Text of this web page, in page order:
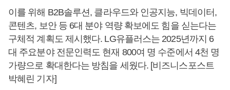
이를 위해 B2B솔루션, 클라우드와 인공지능, 빅데이터,
콘텐츠, 보안 등 6대 분야 역량 확보에도 힘을 싣는다는
구체적 계획도 제시했다. LG유플러스는 2025년까지 6
대 주요분야 전문인력도 현재 800여 명 수준에서 4천 명
가량으로 확대한다는 방침을 세웠다. [비즈니스포스트
박혜린 기자]